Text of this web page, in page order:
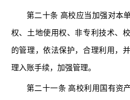
第二十条 高校应当加强对本
权、土地使用权、非专利技术、
的管理，依法保护，合理利用，
理入账手续，加强管理。
第二十一条 高校利用国有资